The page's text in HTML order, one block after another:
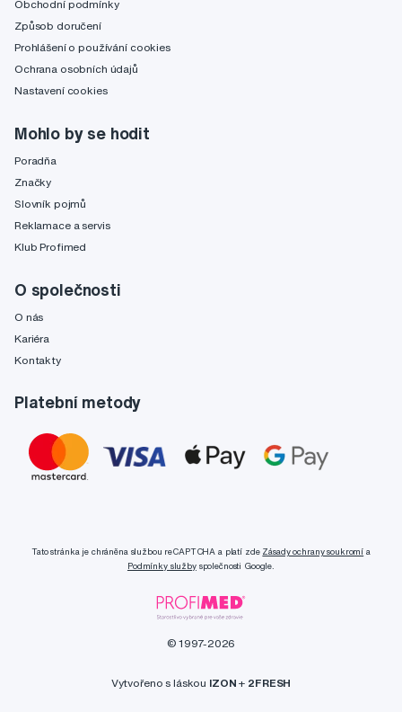
Obchodní podmínky
Způsob doručení
Prohlášení o používání cookies
Ochrana osobních údajů
Nastavení cookies
Mohlo by se hodit
Poradňa
Značky
Slovník pojmů
Reklamace a servis
Klub Profimed
O společnosti
O nás
Kariéra
Kontakty
Platební metody
Tato stránka je chráněna službou reCAPTCHA a platí zde Zásady ochrany soukromí a
Podmínky službyspolečnosti Google.
© 1997-2026
Vytvořeno s láskou IZON + 2FRESH